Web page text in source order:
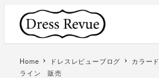
Home ドレスレビューブログ
カラー
ライン 販売